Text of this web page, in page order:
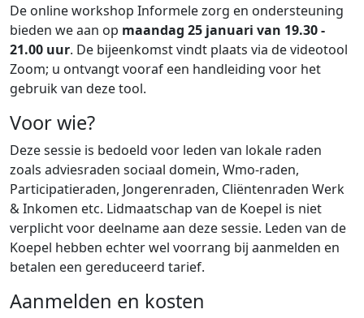
De online workshop Informele zorg en ondersteuning
bieden we aan op maandag 25 januari van 19.30 -
21.00 uur. De bijeenkomst vindt plaats via de videotool
Zoom; u ontvangt vooraf een handleiding voor het
gebruik van deze tool.
Voor wie?
Deze sessie is bedoeld voor leden van lokale raden
zoals adviesraden sociaal domein, Wmo-raden,
Participatieraden, Jongerenraden, Cliëntenraden Werk
& Inkomen etc. Lidmaatschap van de Koepel is niet
verplicht voor deelname aan deze sessie. Leden van de
Koepel hebben echter wel voorrang bij aanmelden en
betalen een gereduceerd tarief.
Aanmelden en kosten